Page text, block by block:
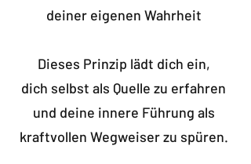
deiner eigenen Wahrheit
Dieses Prinzip lädt dich ein,
dich selbst als Quelle zu erfahren
und deine innere Führung als
kraftvollen Wegweiser zu spüren.